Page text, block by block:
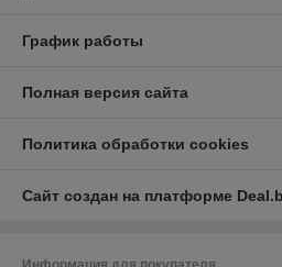
График работы
Полная версия сайта
Политика обработки cookies
Сайт создан на платформе